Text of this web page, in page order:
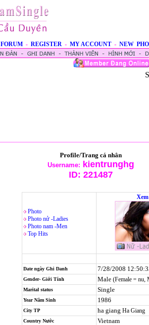
FORUM - REGISTER - MY ACCOUNT - NEW
Profile/Trang cá nhân
Username: kientrunghg
ID: 221487
Photo
Photo nử -Ladies
Photo nam -Men
Top Hits
Date ngày Ghi Danh 7/28/2008
Gender- Giới Tính Male (Female = nu,
Marital status Single
Year Năm Sinh 1986
City TP ha giang Ha Giang
Country Nước Vietnam